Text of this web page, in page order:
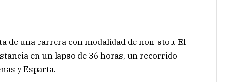
de una carrera con modalidad de non-stop. El
en un lapso de 36 horas, un recorrido
y Esparta.